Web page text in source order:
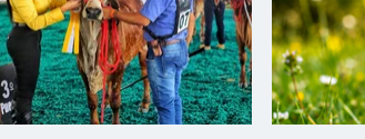
Filete congelado de corvina
Filete congelado de toyo
blanco